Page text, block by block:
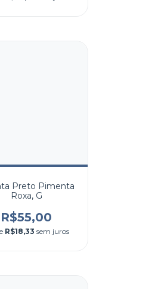
Preto Pimenta
Roxa, G
R$55,00
R$18,33 sem juros